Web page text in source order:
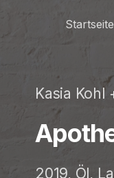
Startseite
Kasia Kohl
2019, Öl,